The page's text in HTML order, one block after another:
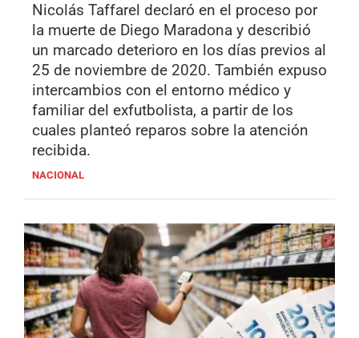
Nicolás Taffarel declaró en el proceso por
la muerte de Diego Maradona y describió
un marcado deterioro en los días previos al
25 de noviembre de 2020. También expuso
intercambios con el entorno médico y
familiar del exfutbolista, a partir de los
cuales planteó reparos sobre la atención
recibida.
NACIONAL